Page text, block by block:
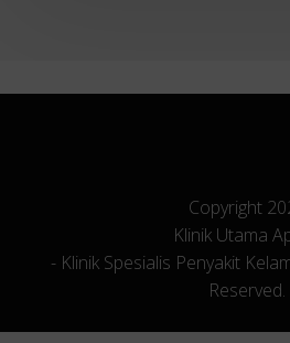
Copyright
Klinik Utama
- Klinik Spesialis Penyakit
Reserved.